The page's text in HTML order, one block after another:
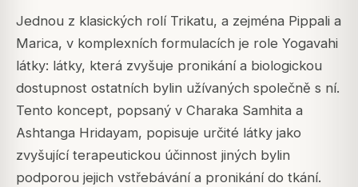
Jednou z klasických rolí Trikatu, a zejména Pippali a
Marica, v komplexních formulacích je role Yogavahi
látky: látky, která zvyšuje pronikání a biologickou
dostupnost ostatních bylin užívaných společně s ní.
Tento koncept, popsaný v Charaka Samhita a
Ashtanga Hridayam, popisuje určité látky jako
zvyšující terapeutickou účinnost jiných bylin
podporou jejich vstřebávání a pronikání do tkání.